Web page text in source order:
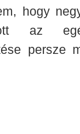
hogy
az
persze